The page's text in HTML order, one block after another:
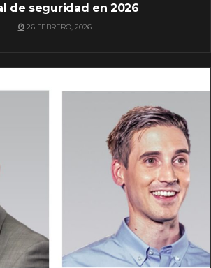
de seguridad en 2026
26 FEBRERO, 2026